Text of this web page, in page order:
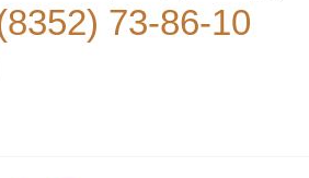
73-86-10